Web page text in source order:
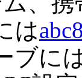
は
ブに